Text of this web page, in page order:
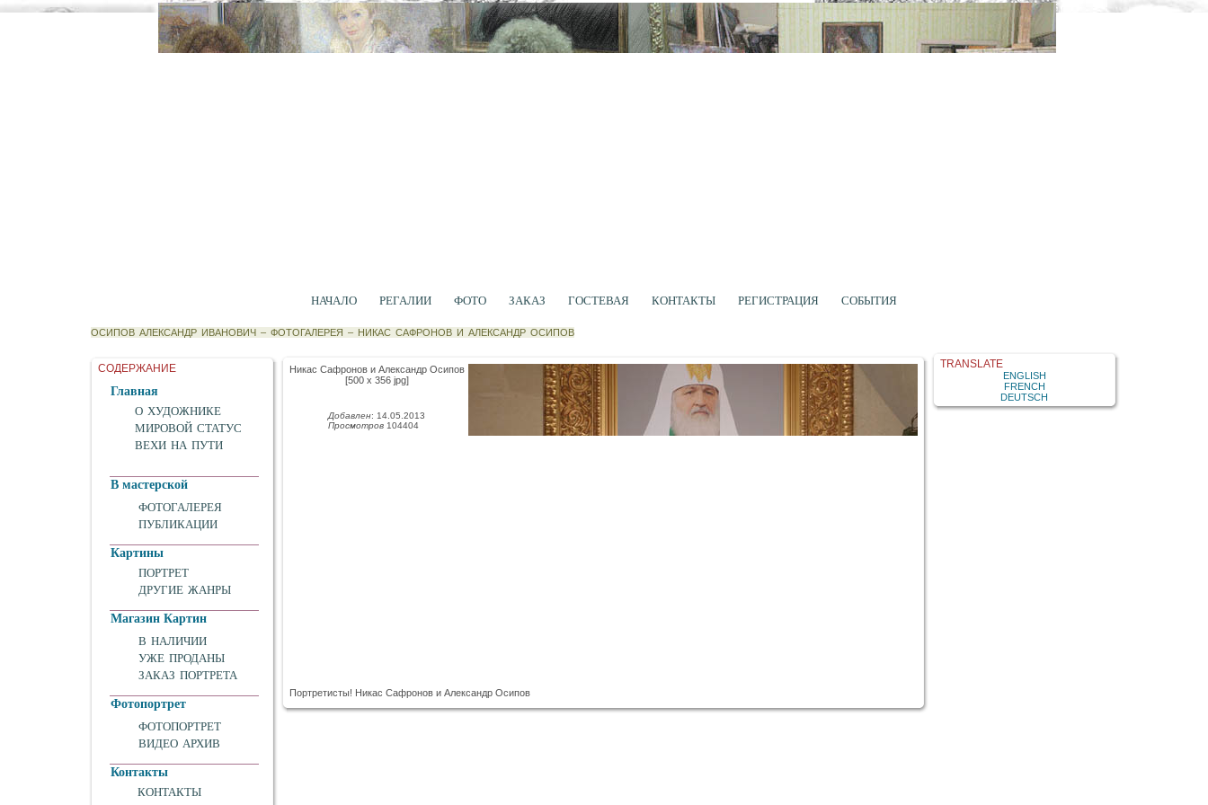
НАЧАЛО РЕГАЛИИ ФОТО ЗАКАЗ ГОСТЕВАЯ КОНТАКТЫ РЕГИСТРАЦИЯ СОБЫТИЯ
ОСИПОВ АЛЕКСАНДР ИВАНОВИЧ– ФОТОГАЛЕРЕЯ – НИКАС САФРОНОВ И АЛЕКСАНДР ОСИПОВ
СОДЕРЖАНИЕ
Главная
О ХУДОЖНИКЕ
МИРОВОЙ СТАТУС
ВЕХИ НА ПУТИ
В мастерской
ФОТОГАЛЕРЕЯ
ПУБЛИКАЦИИ
Картины
ПОРТРЕТ
ДРУГИЕ ЖАНРЫ
Магазин Картин
В НАЛИЧИИ
УЖЕ ПРОДАНЫ
ЗАКАЗ ПОРТРЕТА
Фотопортрет
ФОТОПОРТРЕТ
ВИДЕО АРХИВ
Контакты
КОНТАКТЫ
Никас Сафронов и Александр Осипов
[500 x 356 jpg]
Добавлен: 14.05.2013
Просмотров 104404
Портретисты! Никас Сафронов и Александр Осипов
TRANSLATE
ENGLISH
FRENCH
DEUTSCH